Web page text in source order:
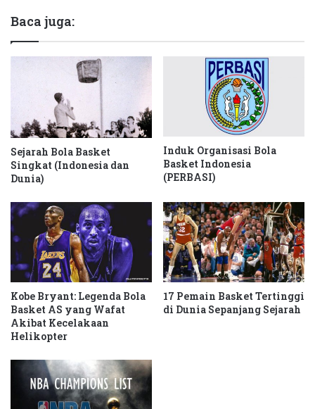
Baca juga:
Sejarah Bola Basket
Singkat (Indonesia dan
Dunia)
Induk Organisasi Bola
Basket Indonesia
(PERBASI)
Kobe Bryant: Legenda Bola
Basket AS yang Wafat
Akibat Kecelakaan
Helikopter
17 Pemain Basket Tertinggi
di Dunia Sepanjang Sejarah